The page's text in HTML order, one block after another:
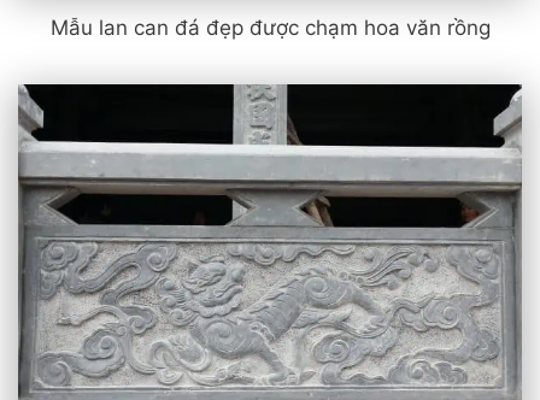
Mẫu lan can đá đẹp được chạm hoa văn rồng